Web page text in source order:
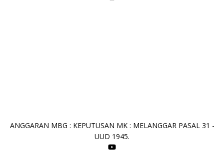
ANGGARAN MBG : KEPUTUSAN MK : MELANGGAR PASAL 31 -
UUD 1945.